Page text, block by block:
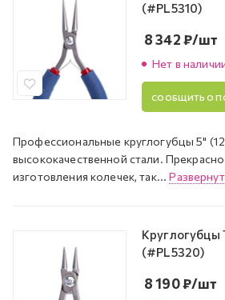
(#PL5310)
Нет в
8 342₽/шт
СООБЩИТЬ О
Профессиональные круглогубцы 5"
высококачественной стали.
изготовления колечек, так...
Круглогубцы
(#PL5320)
8 190₽/шт